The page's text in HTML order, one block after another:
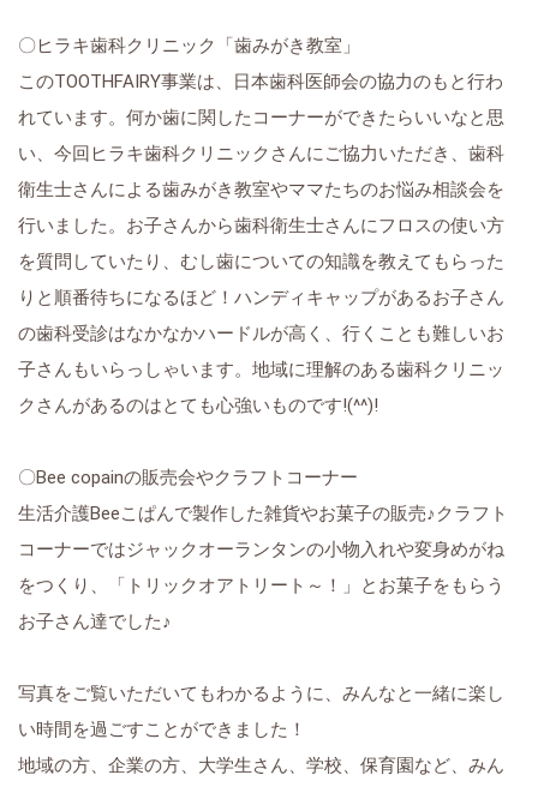
〇ヒラキ歯科クリニック「歯みがき教室」
このTOOTHFAIRY事業は、日本歯科医師会の協力のもと行わ
れています。何か歯に関したコーナーができたらいいなと思
い、今回ヒラキ歯科クリニックさんにご協力いただき、歯科
衛生士さんによる歯みがき教室やママたちのお悩み相談会を
行いました。お子さんから歯科衛生士さんにフロスの使い方
を質問していたり、むし歯についての知識を教えてもらった
りと順番待ちになるほど！ハンディキャップがあるお子さん
の歯科受診はなかなかハードルが高く、行くことも難しいお
子さんもいらっしゃいます。地域に理解のある歯科クリニッ
クさんがあるのはとても心強いものです!(^^)!
〇Bee copainの販売会やクラフトコーナー
生活介護Beeこぱんで製作した雑貨やお菓子の販売♪クラフト
コーナーではジャックオーランタンの小物入れや変身めがね
をつくり、「トリックオアトリート～！」とお菓子をもらう
お子さん達でした♪
写真をご覧いただいてもわかるように、みんなと一緒に楽し
い時間を過ごすことができました！
地域の方、企業の方、大学生さん、学校、保育園など、みん